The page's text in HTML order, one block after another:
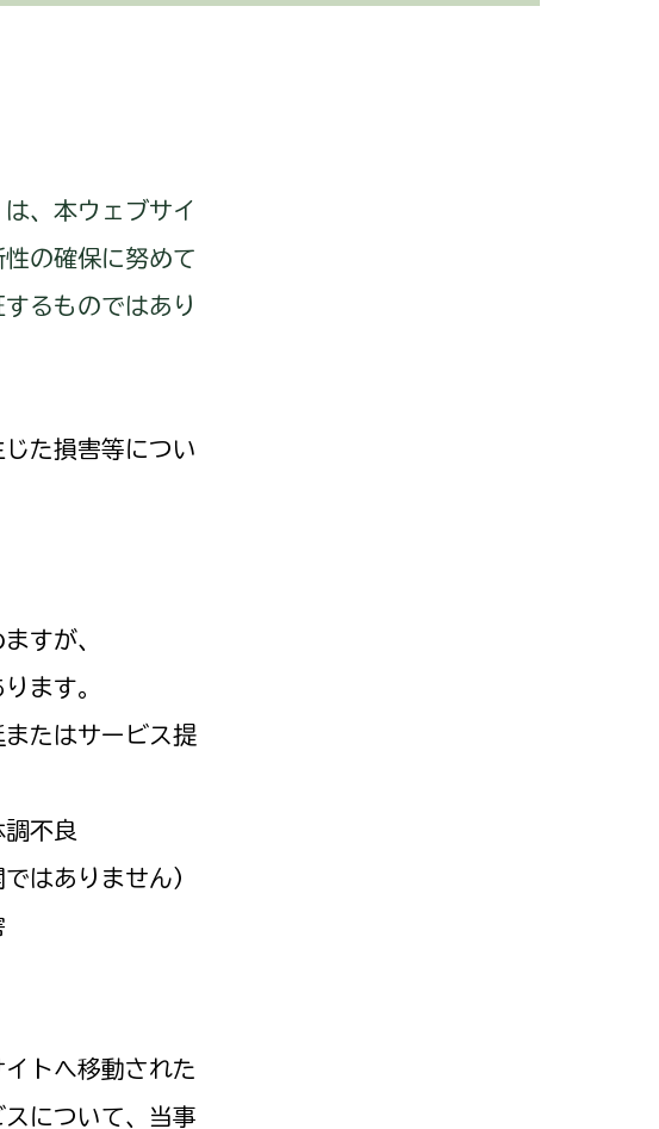
、本ウェブサイ
の確保に努めて
るものではあり
た損害等につい
すが、
ます。
たはサービス提
不良
はありません）
トへ移動された
について、当事